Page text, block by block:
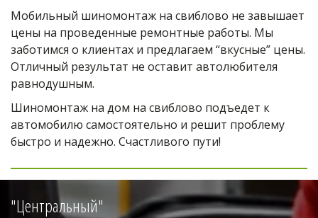
Мобильный шиномонтаж на свиблово не завышает
цены на проведенные ремонтные работы. Мы
заботимся о клиентах и предлагаем “вкусные” цены.
Отличный результат не оставит автолюбителя
равнодушным.
Шиномонтаж на дом на свиблово подъедет к
автомобилю самостоятельно и решит проблему
быстро и надежно. Счастливого пути!
"Центральный"